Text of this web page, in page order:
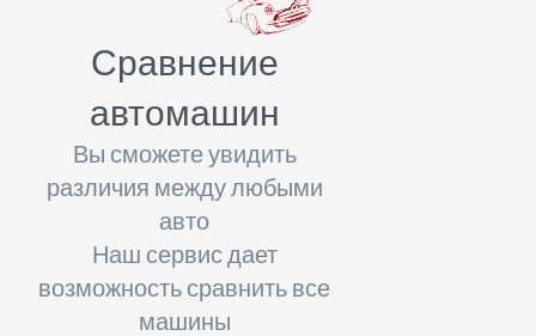
Сравнение
автомашин
Вы сможете увидить
различия между любыми
авто
Наш сервис дает
возможность сравнить все
машины